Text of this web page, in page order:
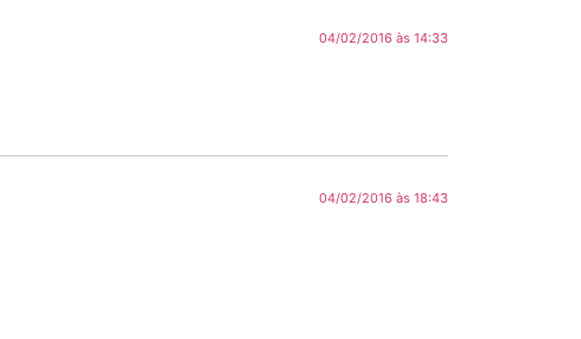
04/02/2016 às 14:33
04/02/2016 às 18:43